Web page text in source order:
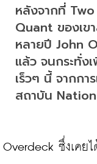
หลังจากที่
Quant ของเข
หลายปี John
แล้ว จนกระทั่ง
เร็วๆ นี้ จากก
สถาบัน
Overdeck ซึ่งเคย